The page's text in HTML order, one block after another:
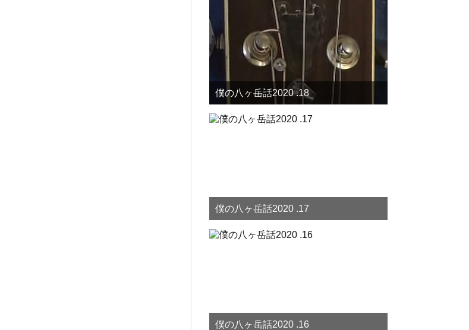
僕の八ヶ岳話2020 .18
僕の八ヶ岳話2020 .17
僕の八ヶ岳話2020 .16